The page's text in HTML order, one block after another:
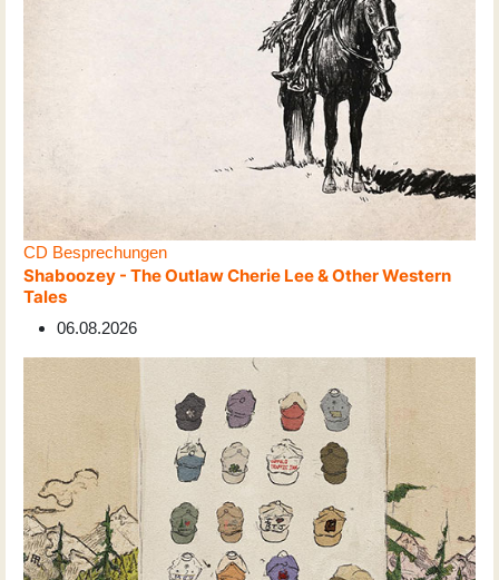
CD Besprechungen
Shaboozey - The Outlaw Cherie Lee & Other Western
Tales
06.08.2026